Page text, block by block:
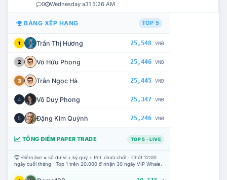
0 Wednesday a31 5:26 AM
BẢNG XẾP HẠNG TOP 5
1 Trần Thị Hương 25,548 VNĐ
2 Võ Hữu Phong 25,446 VNĐ
3 Trần Ngọc Hà 25,445 VNĐ
4 Võ Duy Phong 25,347 VNĐ
5 Đặng Kim Quỳnh 25,246 VNĐ
TỔNG ĐIỂM PAPER TRADE TOP 5 · LIVE
Điểm live = số dư ví + ký quỹ + PnL chưa chốt · Chốt 12:00
ngày cuối tháng · Top 1 trên 20.000 đ nhận 30 ngày VIP Whale.